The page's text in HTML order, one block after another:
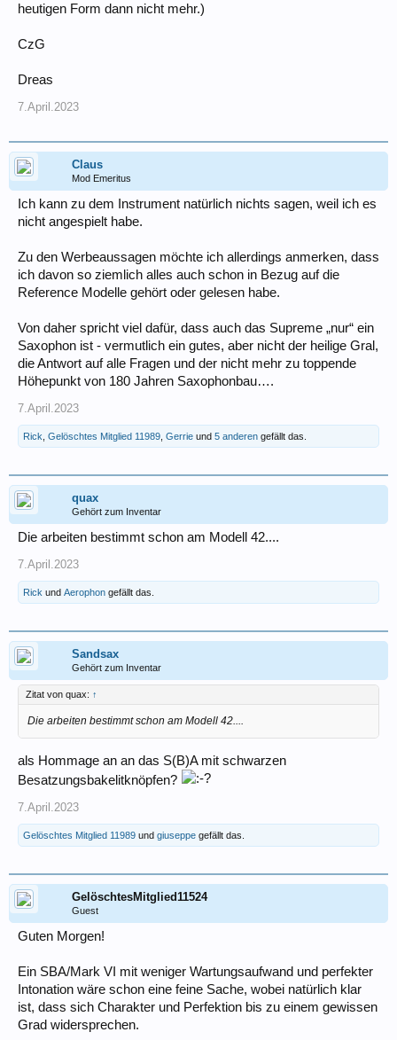
heutigen Form dann nicht mehr.)
CzG
Dreas
7.April.2023
Claus
Mod Emeritus
Ich kann zu dem Instrument natürlich nichts sagen, weil ich es
nicht angespielt habe.
Zu den Werbeaussagen möchte ich allerdings anmerken, dass
ich davon so ziemlich alles auch schon in Bezug auf die
Reference Modelle gehört oder gelesen habe.
Von daher spricht viel dafür, dass auch das Supreme „nur“ ein
Saxophon ist - vermutlich ein gutes, aber nicht der heilige Gral,
die Antwort auf alle Fragen und der nicht mehr zu toppende
Höhepunkt von 180 Jahren Saxophonbau….
7.April.2023
Rick Gelöschtes Mitglied 11989 Gerrie und 5 anderen gefällt das.
quax
Gehört zum Inventar
Die arbeiten bestimmt schon am Modell 42....
7.April.2023
Rick und Aerophon gefällt das.
Sandsax
Gehört zum Inventar
Zitat von quax: ↑
Die arbeiten bestimmt schon am Modell 42....
als Hommage an an das S(B)A mit schwarzen
Besatzungsbakelitknöpfen?
7.April.2023
Gelöschtes Mitglied 11989 und giuseppe gefällt das.
GelöschtesMitglied11524
Guest
Guten Morgen!
Ein SBA/Mark VI mit weniger Wartungsaufwand und perfekter
Intonation wäre schon eine feine Sache, wobei natürlich klar
ist, dass sich Charakter und Perfektion bis zu einem gewissen
Grad widersprechen.